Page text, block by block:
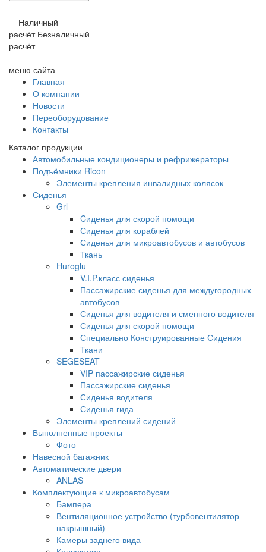
Наличный
расчёт Безналичный
расчёт
меню сайта
Главная
О компании
Новости
Переоборудование
Контакты
Каталог продукции
Автомобильные кондиционеры и рефрижераторы
Подъёмники Ricon
Элементы крепления инвалидных колясок
Сиденья
Grl
Cиденья для скорой помощи
Сиденья для кораблей
Сиденья для микроавтобусов и автобусов
Ткань
Huroglu
V.I.P.класс сиденья
Пассажирские сиденья для междугородных
автобусов
Сиденья для водителя и сменного водителя
Сиденья для скорой помощи
Специально Конструированные Сидения
Ткани
SEGESEAT
VIP пассажирские сиденья
Пассажирские сиденья
Сиденья водителя
Сиденья гида
Элементы креплений сидений
Выполненные проекты
Фото
Навесной багажник
Автоматические двери
ANLAS
Комплектующие к микроавтобусам
Бампера
Вентиляционное устройство (турбовентилятор
накрышный)
Камеры заднего вида